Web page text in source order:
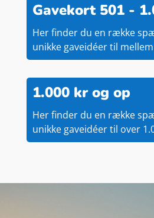
Gavekort 501 -
Her finder du en række
unikke gaveidéer til
1.000 kr og op
Her finder du en række
unikke gaveidéer til over